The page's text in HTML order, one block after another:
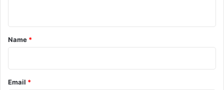
*
Name *
Email *